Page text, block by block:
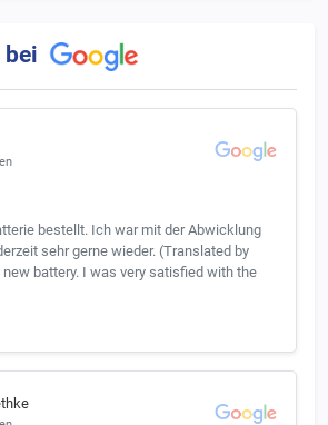
bei
bestellt. Ich war mit der Abwicklung
sehr gerne wieder. (Translated by
new battery. I was very satisfied with the